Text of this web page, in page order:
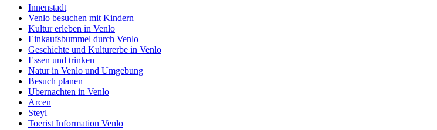
Innenstadt
Venlo besuchen mit Kindern
Kultur erleben in Venlo
Einkaufsbummel durch Venlo
Geschichte und Kulturerbe in Venlo
Essen und trinken
Natur in Venlo und Umgebung
Besuch planen
Ubernachten in Venlo
Arcen
Steyl
Toerist Information Venlo